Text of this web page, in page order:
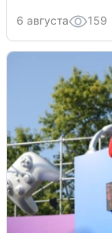
6 августа 159